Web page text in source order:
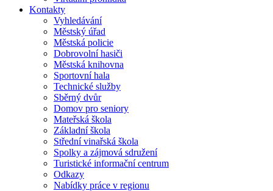
Kontakty
Vyhledávání
Městský úřad
Městská policie
Dobrovolní hasiči
Městská knihovna
Sportovní hala
Technické služby
Sběrný dvůr
Domov pro seniory
Mateřská škola
Základní škola
Střední vinařská škola
Spolky a zájmová sdružení
Turistické informační centrum
Odkazy
Nabídky práce v regionu